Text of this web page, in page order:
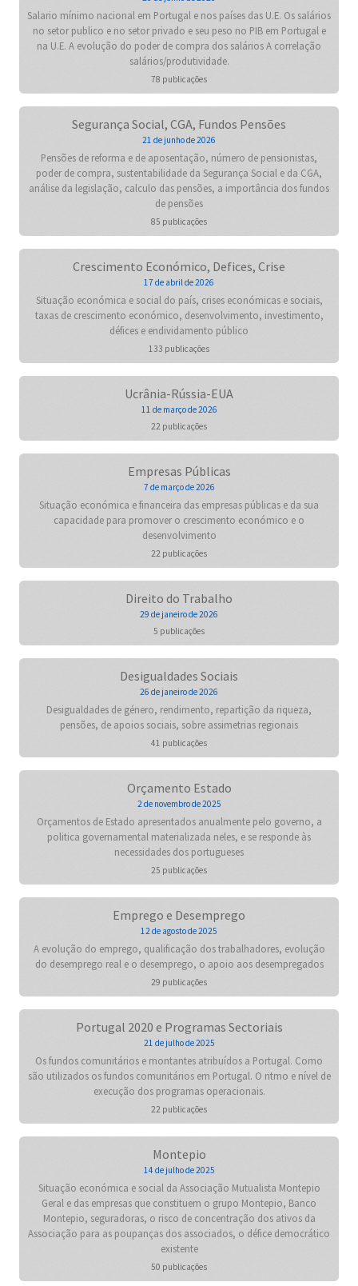
Salario mínimo nacional em Portugal e nos países das U.E. Os salários
no setor publico e no setor privado e seu peso no PIB em Portugal e
na U.E. A evolução do poder de compra dos salários A correlação
salários/produtividade.
78 publicações
Segurança Social, CGA, Fundos Pensões
21 de junho de 2026
Pensões de reforma e de aposentação, número de pensionistas,
poder de compra, sustentabilidade da Segurança Social e da CGA,
análise da legislação, calculo das pensões, a importância dos fundos
de pensões
85 publicações
Crescimento Económico, Defices, Crise
17 de abril de 2026
Situação económica e social do país, crises económicas e sociais,
taxas de crescimento económico, desenvolvimento, investimento,
défices e endividamento público
133 publicações
Ucrânia-Rússia-EUA
11 de março de 2026
22 publicações
Empresas Públicas
7 de março de 2026
Situação económica e financeira das empresas públicas e da sua
capacidade para promover o crescimento económico e o
desenvolvimento
22 publicações
Direito do Trabalho
29 de janeiro de 2026
5 publicações
Desigualdades Sociais
26 de janeiro de 2026
Desigualdades de género, rendimento, repartição da riqueza,
pensões, de apoios sociais, sobre assimetrias regionais
41 publicações
Orçamento Estado
2 de novembro de 2025
Orçamentos de Estado apresentados anualmente pelo governo, a
politica governamental materializada neles, e se responde às
necessidades dos portugueses
25 publicações
Emprego e Desemprego
12 de agosto de 2025
A evolução do emprego, qualificação dos trabalhadores, evolução
do desemprego real e o desemprego, o apoio aos desempregados
29 publicações
Portugal 2020 e Programas Sectoriais
21 de julho de 2025
Os fundos comunitários e montantes atribuídos a Portugal. Como
são utilizados os fundos comunitários em Portugal. O ritmo e nível de
execução dos programas operacionais.
22 publicações
Montepio
14 de julho de 2025
Situação económica e social da Associação Mutualista Montepio
Geral e das empresas que constituem o grupo Montepio, Banco
Montepio, seguradoras, o risco de concentração dos ativos da
Associação para as poupanças dos associados, o défice democrático
existente
50 publicações